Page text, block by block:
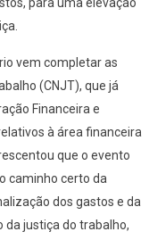
vem completar as
(CNJT), que já
Financeira e
à área financeira
que o evento
caminho certo da
dos gastos e da
da justiça do trabalho,